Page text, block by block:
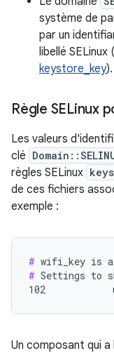
système de
par un
libellé SELinux
keystore_key).
Règle SELinux
Les valeurs
clé
règles SELinux
de ces fichiers
exemple :
#
# Settings to
102
Un composant qui